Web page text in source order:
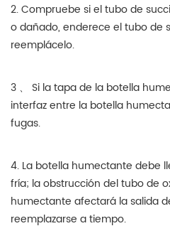
2. Compruebe si el tubo de
o dañado, enderece el tubo de
reemplácelo.
3 、 Si la tapa de la botella
interfaz entre la botella
fugas.
4. La botella humectante debe
fría; la obstrucción del tubo de
humectante afectará la salida
reemplazarse a tiempo.